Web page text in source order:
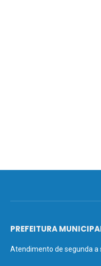
PREFEITURA
Atendimento de segunda a